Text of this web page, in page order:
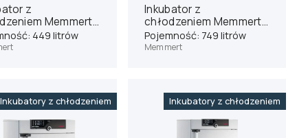
z
Memmert
449 litrów
Inkubator z
chłodzeniem Memmert
ICP750
Pojemność: 749 litrów
Memmert
Inkubatory z chłodzeniem Inkubatory z chłodzeniem